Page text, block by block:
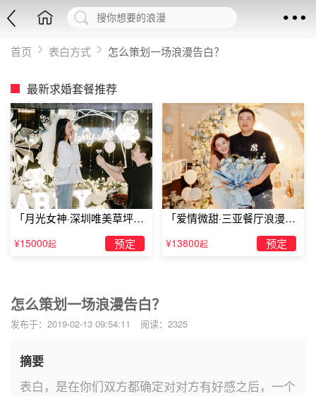
首页 表白方式 怎么策划一场浪漫告白？
最新求婚套餐推荐
「月光女神·深圳唯美草坪浪
漫求婚」
¥15000起 预定
「爱情微甜·三亚餐厅浪漫求
婚」
¥13800起 预定
怎么策划一场浪漫告白？
发布于：2019-02-13 09:54:11 阅读：2325
摘要
表白，是在你们双方都确定对对方有好感之后，一个